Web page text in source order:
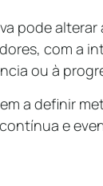
pode
com a
ou à
a definir
e